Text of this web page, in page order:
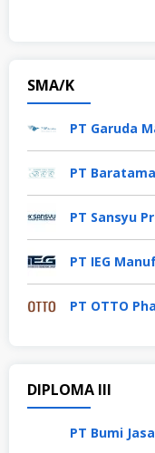
SMA/K
PT Garuda
PT
PT Sansyu
PT IEG
PT OTTO
DIPLOMA III